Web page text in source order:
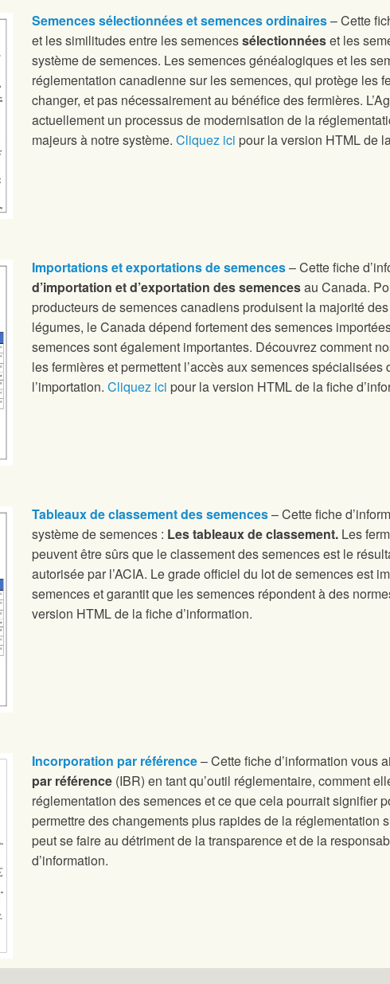
Semences sélectionnées et semences ordinaires– Cette
et les similitudes entre les semencessélectionnéeset les
système de semences. Les semences généalogiques et les
réglementation canadienne sur les semences, qui protège les
changer, et pas nécessairement au bénéfice des fermières.
actuellement un processus de modernisation de la
majeurs à notre système. Cliquez ici pour la version HTML de
Importations et exportations de semences– Cette fiche
d’importation et d’exportation des semencesau Canada.
producteurs de semences canadiens produisent la majorité
légumes, le Canada dépend fortement des semences
semences sont également importantes. Découvrez comment
les fermières et permettent l’accès aux semences
l’importation. Cliquez ici pour la version HTML de la fiche
Tableaux de classement des semences– Cette fiche
système de semences : Les tableaux de classement. Les
peuvent être sûrs que le classement des semences est le
autorisée par l’ACIA. Le grade officiel du lot de semences est
semences et garantit que les semences répondent à des
version HTML de la fiche d’information.
Incorporation par référence– Cette fiche d’information vous
par référence (IBR) en tant qu’outil réglementaire, comment
réglementation des semences et ce que cela pourrait signifier
permettre des changements plus rapides de la réglementation
peut se faire au détriment de la transparence et de la
d’information.